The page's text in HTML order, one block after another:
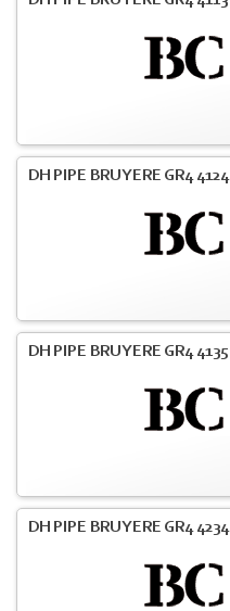
DH PIPE BRUYERE GR4 4124
DH PIPE BRUYERE GR4 4135
DH PIPE BRUYERE GR4 4234